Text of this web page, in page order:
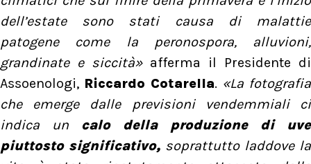
dell’estate sono stati causa di malattie
patogene come la peronospora, alluvioni,
grandinate e siccità»afferma il Presidente di
Assoenologi, Riccardo Cotarella. «La fotografia
che emerge dalle previsioni vendemmiali ci
indica un calo della produzione di uve
piuttosto significativo, soprattutto laddove la